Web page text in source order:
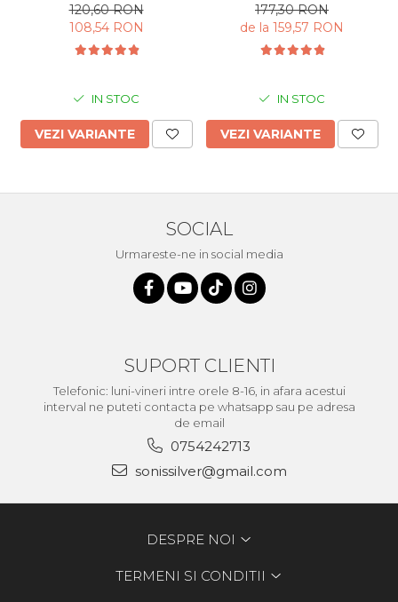
120,60 RON
108,54 RON
IN STOC
VEZI VARIANTE
177,30 RON
de la 159,57 RON
IN STOC
VEZI VARIANTE
SOCIAL
Urmareste-ne in social media
SUPORT CLIENTI
Telefonic: luni-vineri intre orele 8-16, in afara acestui
interval ne puteti contacta pe whatsapp sau pe adresa
de email
0754242713
sonissilver@gmail.com
DESPRE NOI
TERMENI SI CONDITII